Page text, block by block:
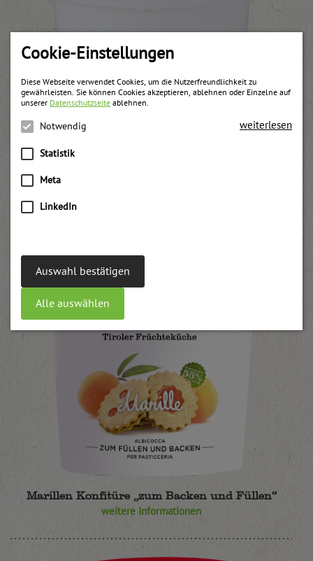
Cookie-Einstellungen
Diese Webseite verwendet Cookies, um die Nutzerfreundlichkeit zu
gewährleisten. Sie können Cookies akzeptieren, ablehnen oder Einzelne auf
unserer Datenschutzseite ablehnen.
Notwendig
Statistik
Meta
LinkedIn
weiterlesen
Auswahl bestätigen
Alle auswählen
Marillen Konfitüre „zum Backen und Füllen“
weitere Informationen